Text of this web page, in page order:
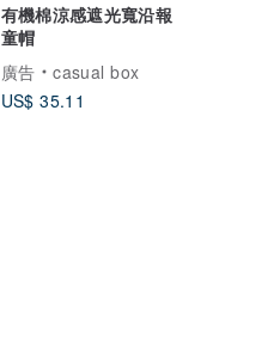
有機棉涼感遮光寬沿報
童帽
廣告
casual box
US$ 35.11